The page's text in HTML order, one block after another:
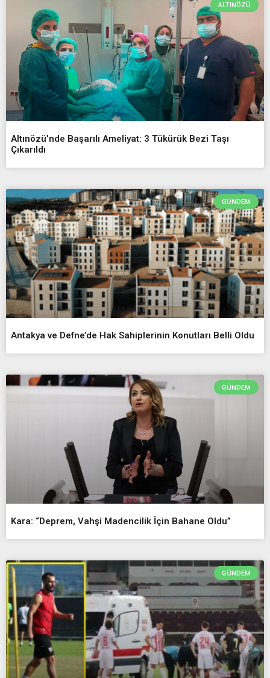
ALTINÖZÜ
Altınözü’nde Başarılı Ameliyat: 3 Tükürük Bezi Taşı
Çıkarıldı
GÜNDEM
Antakya ve Defne’de Hak Sahiplerinin Konutları Belli Oldu
GÜNDEM
Kara: “Deprem, Vahşi Madencilik İçin Bahane Oldu”
GÜNDEM